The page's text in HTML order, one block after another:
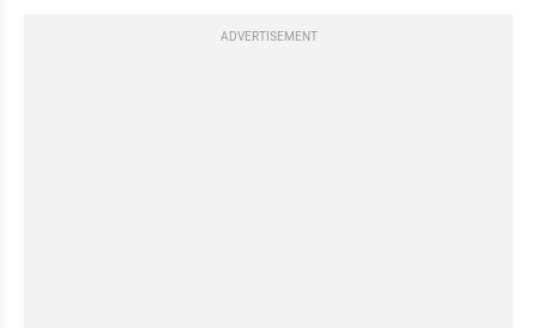
ADVERTISEMENT